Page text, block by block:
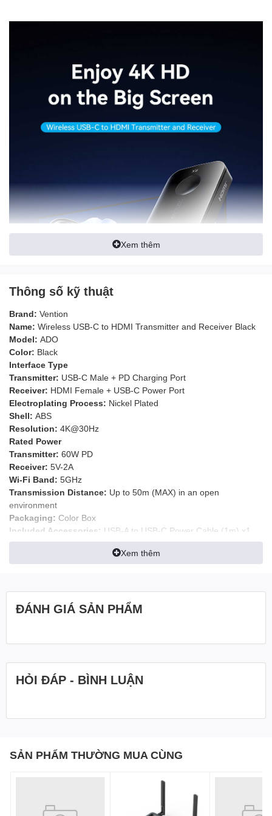
Xem thêm
Thông số kỹ thuật
Brand: Vention
Name: Wireless USB-C to HDMI Transmitter and Receiver Black
Model: ADO
Color: Black
Interface Type
Transmitter: USB-C Male + PD Charging Port
Receiver: HDMI Female + USB-C Power Port
Electroplating Process: Nickel Plated
Shell: ABS
Resolution: 4K@30Hz
Rated Power
Transmitter: 60W PD
Receiver: 5V-2A
Wi-Fi Band: 5GHz
Transmission Distance: Up to 50m (MAX) in an open
environment
Packaging: Color Box
Included Accessories: USB-A to USB-C Power Cable (1m) x1,
HDMI High-Definition Cable (0.3m)x1
Xem thêm
ĐÁNH GIÁ SẢN PHẨM
HỎI ĐÁP - BÌNH LUẬN
SẢN PHẨM THƯỜNG MUA CÙNG